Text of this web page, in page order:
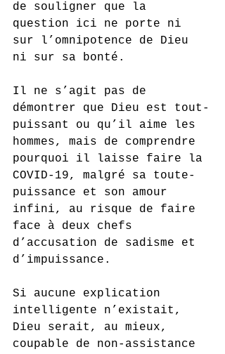
de souligner que la
question ici ne porte ni
sur l’omnipotence de Dieu
ni sur sa bonté.
Il ne s’agit pas de
démontrer que Dieu est tout-
puissant ou qu’il aime les
hommes, mais de comprendre
pourquoi il laisse faire la
COVID-19, malgré sa toute-
puissance et son amour
infini, au risque de faire
face à deux chefs
d’accusation de sadisme et
d’impuissance.
Si aucune explication
intelligente n’existait,
Dieu serait, au mieux,
coupable de non-assistance